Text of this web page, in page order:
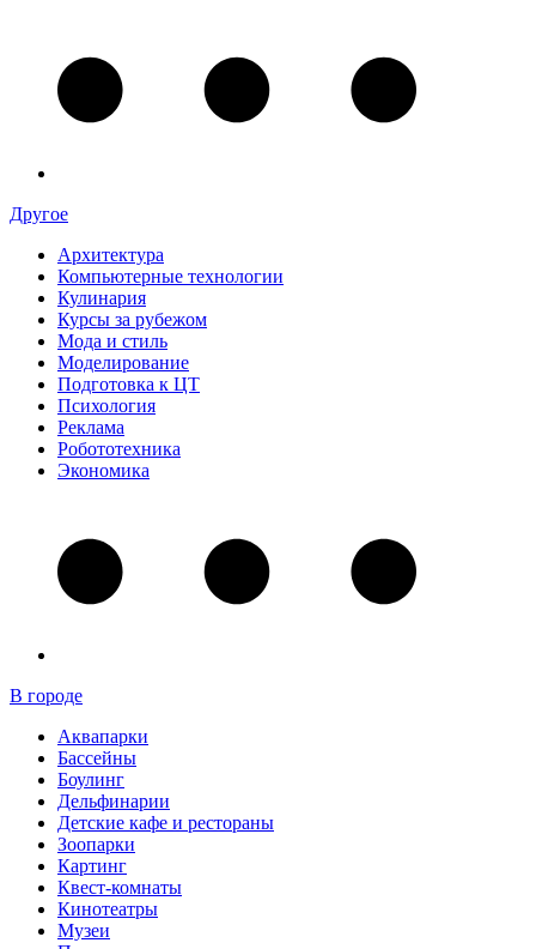
Другое
Архитектура
Компьютерные технологии
Кулинария
Курсы за рубежом
Мода и стиль
Моделирование
Подготовка к ЦТ
Психология
Реклама
Робототехника
Экономика
В городе
Аквапарки
Бассейны
Боулинг
Дельфинарии
Детские кафе и рестораны
Зоопарки
Картинг
Квест-комнаты
Кинотеатры
Музеи